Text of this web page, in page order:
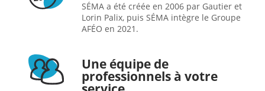
SÉMA a été créée en 2006 par Gautier et
Lorin Palix, puis SÉMA intègre le Groupe
AFÉO en 2021.
Une équipe de
professionnels à votre